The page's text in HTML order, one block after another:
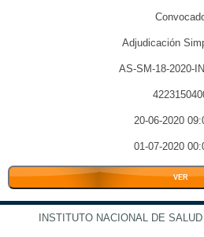
Adjudicación
AS-SM-18-2020-
20-06-2020
01-07-2020
VER
INSTITUTO NACIONAL DE